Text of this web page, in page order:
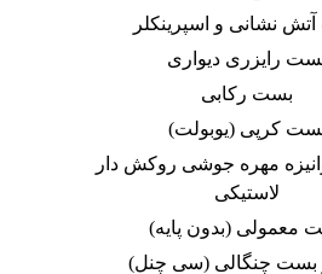
نشانی و اسپرینکلر
رایزری دیواری
بست رکابی
کرپی (یوبولت)
مهره جوشی روکش دار
لاستیکی
معمولی (بدون پایه)
بست چنگالی (سی چنل)